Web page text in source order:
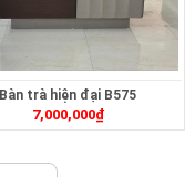
Bàn trà hiện đại B575
7,000,000₫